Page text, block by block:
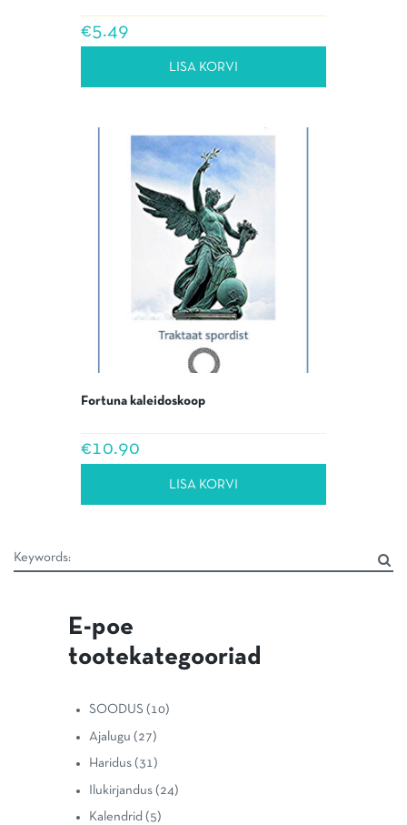
€5.49
LISA KORVI
Fortuna kaleidoskoop
€10.90
LISA KORVI
E-poe
tootekategooriad
SOODUS (10)
Ajalugu (27)
Haridus (31)
Ilukirjandus (24)
Kalendrid (5)